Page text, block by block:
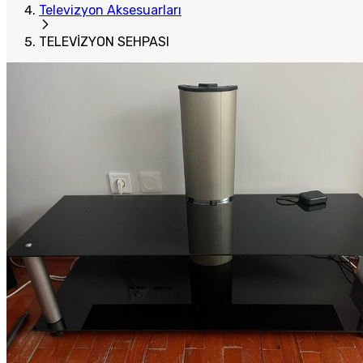
Televizyon Aksesuarları
TELEVİZYON SEHPASI